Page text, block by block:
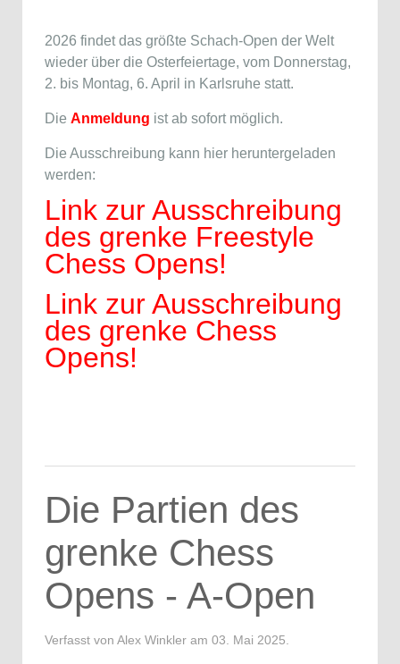
2026 findet das größte Schach-Open der Welt
wieder über die Osterfeiertage, vom Donnerstag,
2. bis Montag, 6. April in Karlsruhe statt.
Die Anmeldung ist ab sofort möglich.
Die Ausschreibung kann hier heruntergeladen
werden:
Link zur Ausschreibung
des grenke Freestyle
Chess Opens!
Link zur Ausschreibung
des grenke Chess
Opens!
Die Partien des
grenke Chess
Opens - A-Open
Verfasst von Alex Winkler am 03. Mai 2025